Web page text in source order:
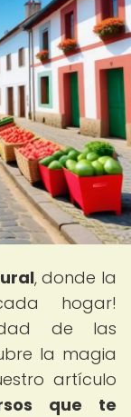
, donde la
hogar!
de las
la magia
artículo
que te